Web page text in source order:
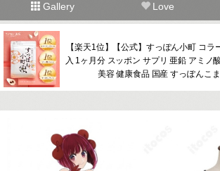
Gallery Love
【楽天1位】【公式】すっぽん小町 コ
入 1ヶ月分 スッポン サプリ 亜鉛 アミノ
美容 健康食品 国産 すっぽんこ